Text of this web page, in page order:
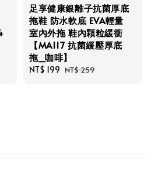
足享健康銀離子抗菌厚底
拖鞋 防水軟底 EVA輕量
室內外拖 鞋內顆粒緩衝
【MA117 抗菌緩壓厚底
拖_咖啡】
Sale
NT$ 199 Regular
NT$ 259